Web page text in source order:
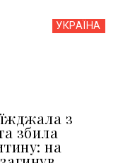
УКРАЇНА
з
збила
на